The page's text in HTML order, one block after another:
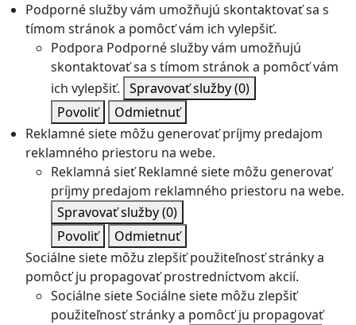
Podporné služby vám umožňujú skontaktovať sa s
tímom stránok a pomôcť vám ich vylepšiť.
Podpora Podporné služby vám umožňujú
skontaktovať sa s tímom stránok a pomôcť vám
ich vylepšiť. Spravovať služby(0)
Povoliť
Odmietnuť
Reklamné siete môžu generovať príjmy predajom
reklamného priestoru na webe.
Reklamná sieť Reklamné siete môžu generovať
príjmy predajom reklamného priestoru na webe.
Spravovať služby(0)
Povoliť
Odmietnuť
Sociálne siete môžu zlepšiť použiteľnosť stránky a
pomôcť ju propagovať prostredníctvom akcií.
Sociálne sieteSociálne siete môžu zlepšiť
použiteľnosť stránky a pomôcť ju propagovať